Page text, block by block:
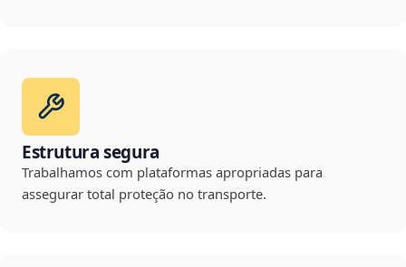
Estrutura segura
Trabalhamos com plataformas apropriadas para
assegurar total proteção no transporte.